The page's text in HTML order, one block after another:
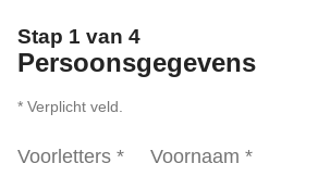
Stap 1 van 4
Persoonsgegevens
* Verplicht veld.
Voorletters * Voornaam *